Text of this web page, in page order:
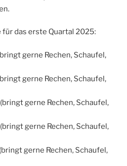
das erste Quartal 2025:
gerne Rechen, Schaufel,
gerne Rechen, Schaufel,
gerne Rechen, Schaufel,
gerne Rechen, Schaufel,
gerne Rechen, Schaufel,